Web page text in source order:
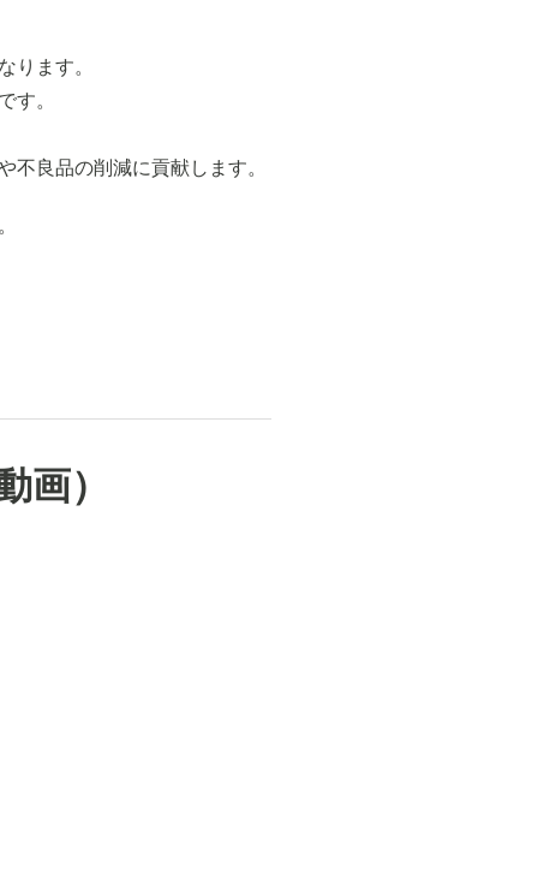
ります。
す。
不良品の削減に貢献します。
画）